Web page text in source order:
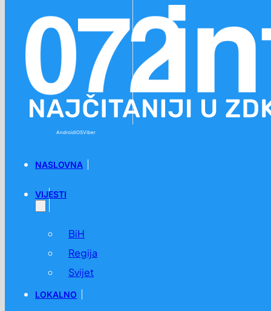
AndroidiOSViber
NASLOVNA
VIJESTI
BiH
Regija
Svijet
LOKALNO